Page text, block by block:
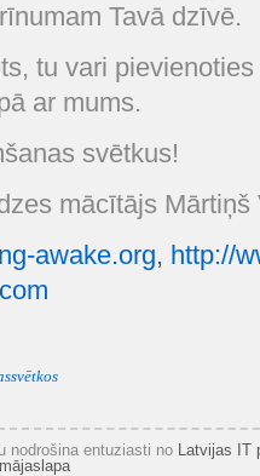
Tavā dzīvē.
tu vari
ar mums.
svētkus!
mācītājs Mārtiņš
awake.org, http://
nodrošina entuziasti no Latvijas IT